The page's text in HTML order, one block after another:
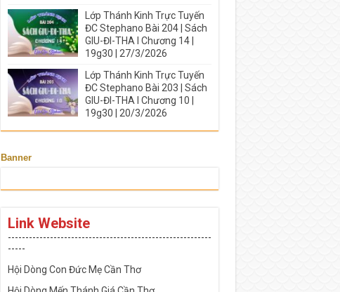
Lớp Thánh Kinh Trực Tuyến
ĐC Stephano Bài 204 | Sách
GIU-ĐI-THA I Chương 14 |
19g30 | 27/3/2026
Lớp Thánh Kinh Trực Tuyến
ĐC Stephano Bài 203 | Sách
GIU-ĐI-THA I Chương 10 |
19g30 | 20/3/2026
Banner
Link Website
----------------------------------------------------------
-----
Hội Dòng Con Đức Mẹ Cần Thơ